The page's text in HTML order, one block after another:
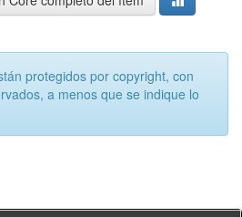
protegidos por copyright, con
a menos que se indique lo